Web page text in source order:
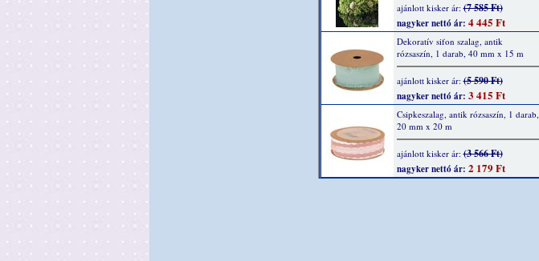
ajánlott kisker ár:(7 585 Ft)
nagyker nettó ár: 4 445 Ft
Dekoratív sifon szalag, antik
rózsaszín, 1 darab, 40 mm x 15 m
ajánlott kisker ár:(5 590 Ft)
nagyker nettó ár: 3 415 Ft
Csipkeszalag, antik rózsaszín, 1 darab,
20 mm x 20 m
ajánlott kisker ár:(3 566 Ft)
nagyker nettó ár: 2 179 Ft